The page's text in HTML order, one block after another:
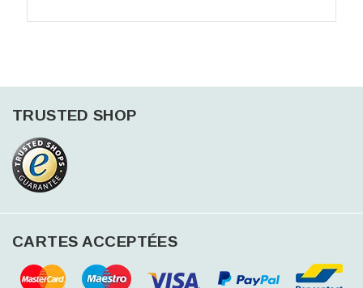
TRUSTED SHOP
CARTES ACCEPTÉES